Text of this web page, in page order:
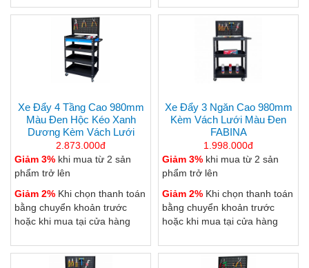
Xe Đẩy 4 Tầng Cao 980mm
Màu Đen Hộc Kéo Xanh
Dương Kèm Vách Lưới
2.873.000đ
Giảm 3% khi mua từ 2 sản
phẩm trở lên
Giảm 2% Khi chọn thanh toán
bằng chuyển khoản trước
hoặc khi mua tại cửa hàng
Xe Đẩy 3 Ngăn Cao 980mm
Kèm Vách Lưới Màu Đen
FABINA
1.998.000đ
Giảm 3% khi mua từ 2 sản
phẩm trở lên
Giảm 2% Khi chọn thanh toán
bằng chuyển khoản trước
hoặc khi mua tại cửa hàng